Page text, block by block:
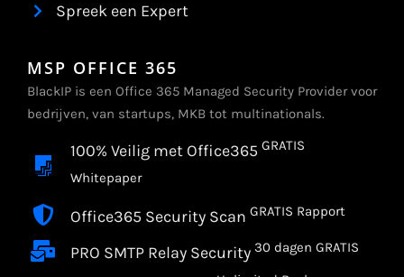
Spreek een Expert
MSP OFFICE 365
BlackIP is een Office 365 Managed Security Provider voor
bedrijven, van startups, MKB tot multinationals.
100% Veilig met Office365 GRATIS
Whitepaper
Office365 Security Scan GRATIS Rapport
PRO SMTP Relay Security 30 dagen GRATIS